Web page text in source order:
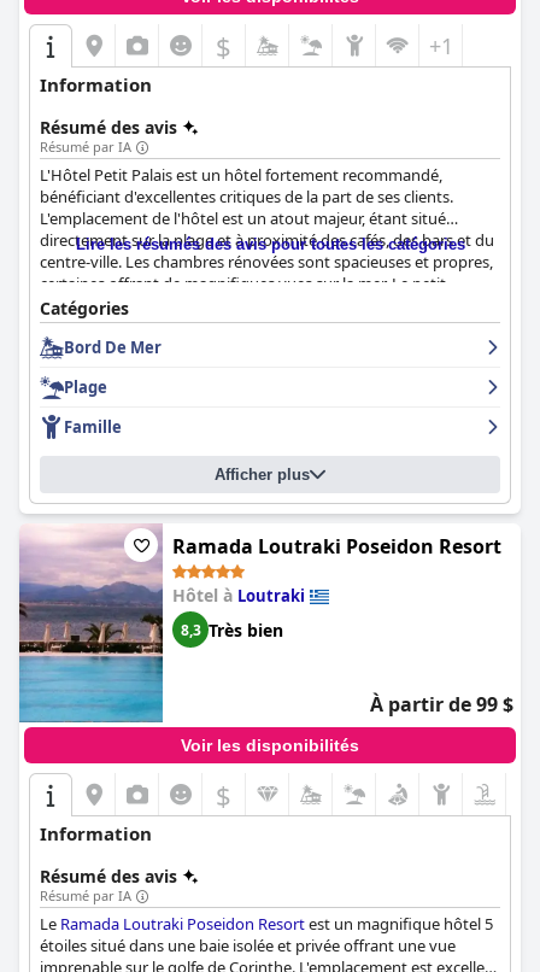
$ +1
Information
Résumé des avis
Résumé par IA
L'Hôtel Petit Palais est un hôtel fortement recommandé,
bénéficiant d'excellentes critiques de la part de ses clients.
L'emplacement de l'hôtel est un atout majeur, étant situé
directement sur la plage et à proximité des cafés, des bars et du
centre-ville. Les chambres rénovées sont spacieuses et propres,
certaines offrant de magnifiques vues sur la mer. Le petit-
déjeuner est également un point fort pour de nombreux clients,
avec de délicieuses options faites maison et un personnel
attentif. L'hôtel propose de belles chambres spacieuses et
amical, serviable et professionnel, offrant un service impeccable
et respectant strictement tous les protocoles de sécurité Covid-
19. Les lits de l'hôtel reçoivent de nombreux éloges des clients,
beaucoup les décrivant comme confortables, voire super
confortables. L'hôtel est l'endroit idéal pour s'évader et profiter
du soleil, du sable et de la mer, avec une jolie petite plage juste
devant l'hôtel. Dans l'ensemble, l'Hôtel Petit Palais est un choix
de premier ordre pour les voyageurs à la recherche d'un
emplacement en bord de mer dans un cadre côtier magnifique.
Lire les résumés des avis pour toutes les catégories
Catégories
Bord De Mer
Plage
Famille
Afficher plus
Ramada Loutraki Poseidon Resort
Hôtel à Loutraki
8,3 Très bien
À partir de 99 $
Voir les disponibilités
$
Information
Résumé des avis
Résumé par IA
Le Ramada Loutraki Poseidon Resortest un magnifique hôtel 5
étoiles situé dans une baie isolée et privée offrant une vue
imprenable sur le golfe de Corinthe. L'emplacement est excellent